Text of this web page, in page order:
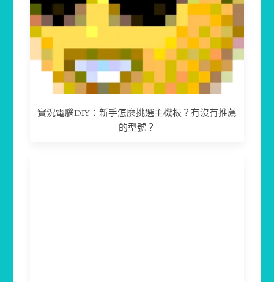
實況電腦DIY：新手怎麼挑選主機板？有沒有推薦
的型號？